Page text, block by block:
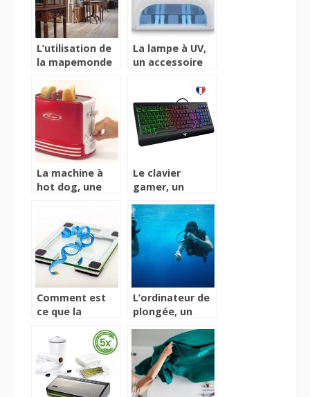
L’utilisation de
la mapemonde
les adolescents.
La lampe à UV,
un accessoire
pour sècher vos
ongles
La machine à
hot dog, une
appropriée pour
la préparation
des hots dog
Le clavier
gamer, un
améliorateur
des
performances
de jeux vidéos
Comment est
ce que la
connectée
change notre
vision de la
santé ?
L’ordinateur de
plongée, un
pour avoir
toutes les
informations
lors de votre
plongé